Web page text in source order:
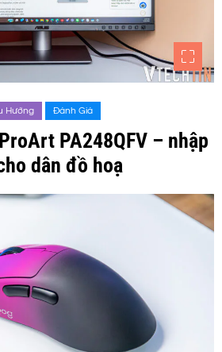
Hướng Đánh Giá
PA248QFV – nhập
dân đồ hoạ